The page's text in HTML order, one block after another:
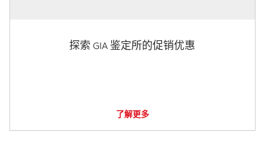
探索 GIA 鉴定所的促销优惠
了解更多